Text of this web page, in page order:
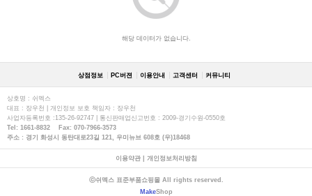
해당 데이터가 없습니다.
상점정보 PC버젼 이용안내 고객센터 커뮤니티
상호명 : 쉬멕스
대표 : 장우천 | 개인정보 보호 책임자 : 장우천
사업자등록번호 :135-26-92747 | 통신판매업신고번호 : 2009-경기수원-0550호
Tel: 1661-8832 Fax: 070-7966-3573
주소 : 경기 화성시 동탄대로23길 121, 우미뉴브 608호 (우)18468
이용약관| 개인정보처리방침
ⓒ쉬멕스 표준부품쇼핑몰 All rights reserved.
MakeShop